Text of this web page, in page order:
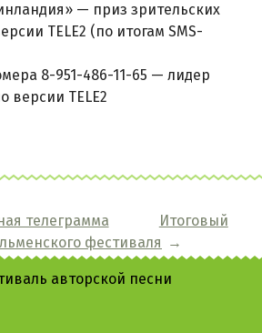
— приз зрительских
TELE2 (по итогам SMS-
8-951-486-11-65 — лидер
версии TELE2
телеграмма
Итоговый
фестиваля →
авторской песни